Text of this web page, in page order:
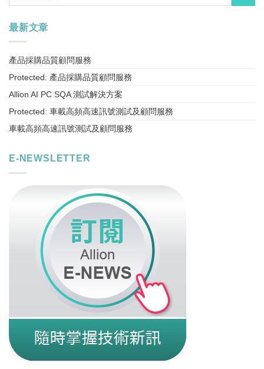
最新文章
產品採購品質顧問服務
Protected: 產品採購品質顧問服務
Allion AI PC SQA 測試解決方案
Protected: 車載高頻高速訊號測試及顧問服務
車載高頻高速訊號測試及顧問服務
E-NEWSLETTER